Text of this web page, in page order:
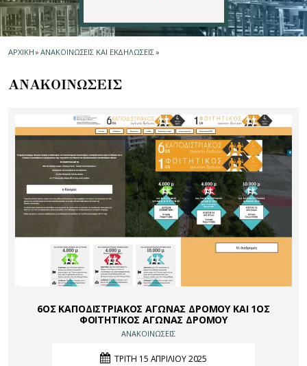
ΑΡΧΙΚΗ» ΑΝΑΚΟΙΝΩΣΕΙΣ ΚΑΙ ΕΚΔΗΛΩΣΕΙΣ»
ΑΝΑΚΟΙΝΩΣΕΙΣ
6ΟΣ ΚΑΠΟΔΙΣΤΡΙΑΚΟΣ ΑΓΩΝΑΣ ΔΡΟΜΟΥ ΚΑΙ 1ΟΣ
ΦΟΙΤΗΤΙΚΟΣ ΑΓΩΝΑΣ ΔΡΟΜΟΥ
ΑΝΑΚΟΙΝΩΣΕΙΣ
ΤΡΙΤΗ 15 ΑΠΡΙΛΙΟΥ 2025